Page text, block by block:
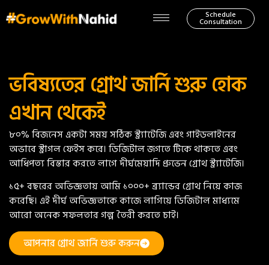
Schedule
Consultation
ভবিষ্যতের গ্রোথ জার্নি শুরু হোক
এখান থেকেই
৮০% বিজনেস একটা সময় সঠিক স্ট্র্যাটেজি এবং গাইডলাইনের
অভাবে স্ট্রাগল ফেইস করে। ডিজিটাল জগতে টিকে থাকতে এবং
আধিপত্য বিস্তার করতে লাগে দীর্ঘমেয়াদি প্রুভেন গ্রোথ স্ট্র্যাটেজি।
১৫+ বছরের অভিজ্ঞতায় আমি ১০০০+ ব্র্যান্ডের গ্রোথ নিয়ে কাজ
করেছি। এই দীর্ঘ অভিজ্ঞতাকে কাজে লাগিয়ে ডিজিটাল মাধ্যমে
আরো অনেক সফলতার গল্প তৈরী করতে চাই।
আপনার গ্রোথ জার্নি শুরু করুন